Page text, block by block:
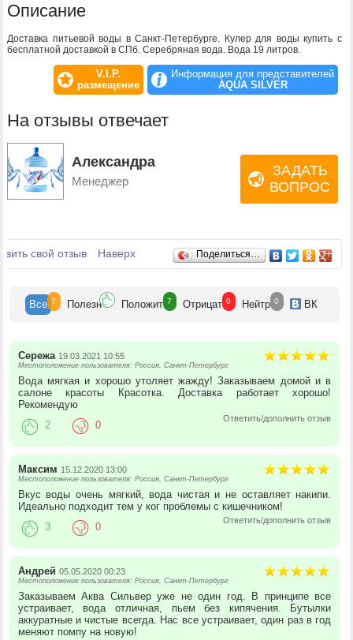
Описание
Доставка питьевой воды в Санкт-Петербурге. Кулер для воды купить с
бесплатной доставкой в СПб. Серебряная вода. Вода 19 литров.
V.I.P.
размещение
Информация для представителей
AQUA SILVER
На отзывы отвечает
Александра
Менеджер
ЗАДАТЬ
ВОПРОС
Отзывы
свой отзыв Наверх Поделиться…
Все 7 Полезн Положит 7 Отрицат 0 Нейтр 0 ВК
Сережа 19.03.2021 10:55
Местоположение пользователя: Россия, Санкт-Петербург
Вода мягкая и хорошо утоляет жажду! Заказываем домой и в
салоне красоты Красотка. Доставка работает хорошо!
Рекомендую
Ответить/дополнить отзыв
2 0
Максим 15.12.2020 13:00
Местоположение пользователя: Россия, Санкт-Петербург
Вкус воды очень мягкий, вода чистая и не оставляет накипи.
Идеально подходит тем у ког проблемы с кишечником!
Ответить/дополнить отзыв
3 0
Андрей 05.05.2020 00:23
Местоположение пользователя: Россия, Санкт-Петербург
Заказываем Аква Сильвер уже не один год. В принципе все
устраивает, вода отличная, пьем без кипячения. Бутылки
аккуратные и чистые всегда. Нас все устраивает, один раз в год
меняют помпу на новую!